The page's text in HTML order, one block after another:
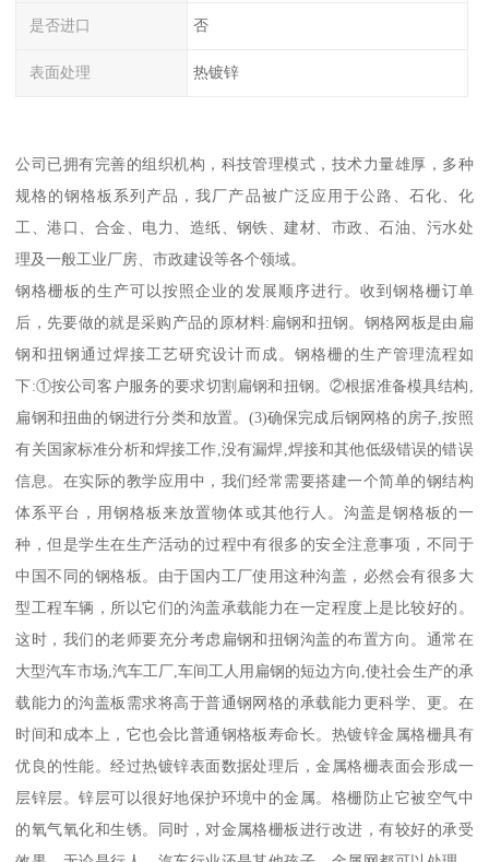
是否进口 否
表面处理 热镀锌
公司已拥有完善的组织机构，科技管理模式，技术力量雄厚，多种
规格的钢格板系列产品，我厂产品被广泛应用于公路、石化、化
工、港口、合金、电力、造纸、钢铁、建材、市政、石油、污水处
理及一般工业厂房、市政建设等各个领域。
钢格栅板的生产可以按照企业的发展顺序进行。收到钢格栅订单
后，先要做的就是采购产品的原材料:扁钢和扭钢。钢格网板是由扁
钢和扭钢通过焊接工艺研究设计而成。钢格栅的生产管理流程如
下:①按公司客户服务的要求切割扁钢和扭钢。②根据准备模具结构,
扁钢和扭曲的钢进行分类和放置。(3)确保完成后钢网格的房子,按照
有关国家标准分析和焊接工作,没有漏焊,焊接和其他低级错误的错误
信息。在实际的教学应用中，我们经常需要搭建一个简单的钢结构
体系平台，用钢格板来放置物体或其他行人。沟盖是钢格板的一
种，但是学生在生产活动的过程中有很多的安全注意事项，不同于
中国不同的钢格板。由于国内工厂使用这种沟盖，必然会有很多大
型工程车辆，所以它们的沟盖承载能力在一定程度上是比较好的。
这时，我们的老师要充分考虑扁钢和扭钢沟盖的布置方向。通常在
大型汽车市场,汽车工厂,车间工人用扁钢的短边方向,使社会生产的承
载能力的沟盖板需求将高于普通钢网格的承载能力更科学、更。在
时间和成本上，它也会比普通钢格板寿命长。热镀锌金属格栅具有
优良的性能。经过热镀锌表面数据处理后，金属格栅表面会形成一
层锌层。锌层可以很好地保护环境中的金属。格栅防止它被空气中
的氧气氧化和生锈。同时，对金属格栅板进行改进，有较好的承受